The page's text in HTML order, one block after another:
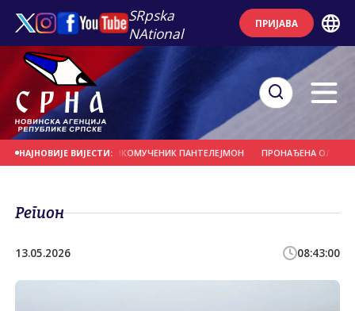
SRpska
NAtional
ПРИЈАВА
НАЈНОВИЈЕ ВИЈЕСТИ:
САВЕЗА - СВЕТИ ВЕЛИКОМУЧЕНИК ПАНТЕЛЕЈМОН ПРОНАЂЕНА ОЛУПИНА
Регион
13.05.2026 08:43:00